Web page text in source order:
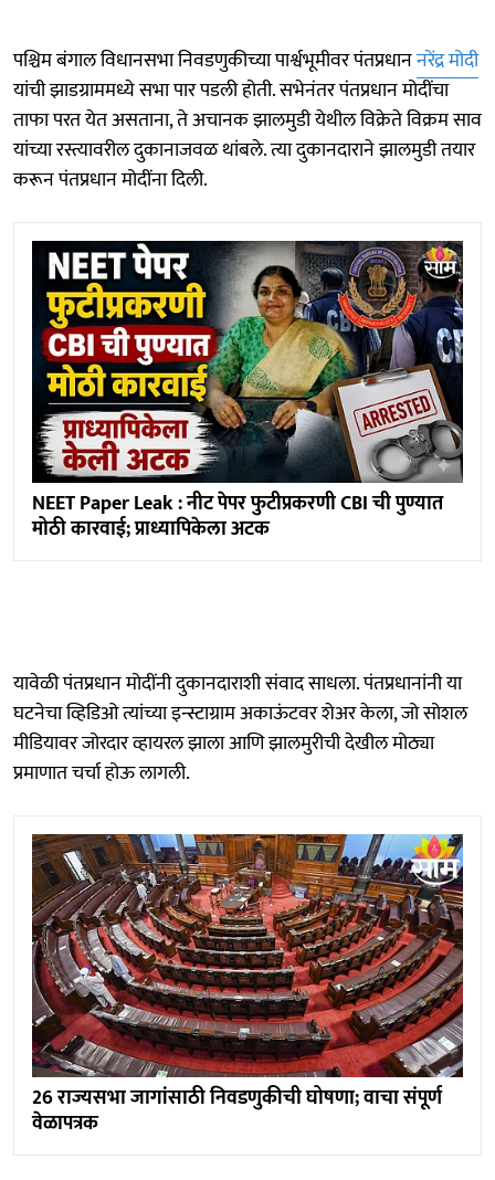
पश्चिम बंगाल विधानसभा निवडणुकीच्या पार्श्वभूमीवर पंतप्रधाननरेंद्र मोदी
यांची झाडग्राममध्ये सभा पार पडली होती. सभेनंतर पंतप्रधान मोदींचा
ताफा परत येत असताना, ते अचानक झालमुडी येथील विक्रेते विक्रम साव
यांच्या रस्त्यावरील दुकानाजवळ थांबले. त्या दुकानदाराने झालमुडी तयार
करून पंतप्रधान मोदींना दिली.
NEET Paper Leak : नीट पेपर फुटीप्रकरणी CBI ची पुण्यात
मोठी कारवाई; प्राध्यापिकेला अटक
यावेळी पंतप्रधान मोदींनी दुकानदाराशी संवाद साधला. पंतप्रधानांनी या
घटनेचा व्हिडिओ त्यांच्या इन्स्टाग्राम अकाऊंटवर शेअर केला, जो सोशल
मीडियावर जोरदार व्हायरल झाला आणि झालमुरीची देखील मोठ्या
प्रमाणात चर्चा होऊ लागली.
26 राज्यसभा जागांसाठी निवडणुकीची घोषणा; वाचा संपूर्ण
वेळापत्रक